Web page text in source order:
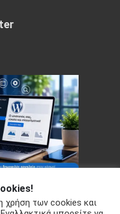
WordPress Theme : by
των cookies και